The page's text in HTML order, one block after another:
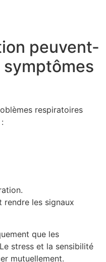
peuvent-
symptômes
respiratoires
rendre les signaux
que les
stress et la sensibilité
mutuellement.